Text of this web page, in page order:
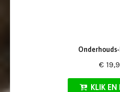
€
KLIK EN